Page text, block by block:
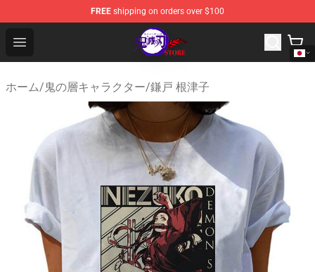
FREE shipping on orders over $100
Open menu
Kimetsu no Yaiba Store - Official Kimetsu no Yaiba
ホーム/鬼の層キャラクター/鎌戸 根津子